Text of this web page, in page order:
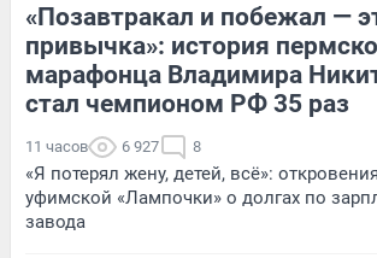
«Позавтракал и побежал —
привычка»: история
марафонца Владимира
стал чемпионом РФ 35 раз
11 часов 6 927 8
«Я потерял жену, детей, всё»:
уфимской «Лампочки» о долгах по
завода